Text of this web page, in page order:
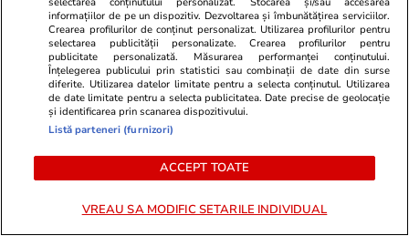
ZiaruldeIasi.ro
Motivul interesant pentru care o
elevă din rural cu o medie de top
la Evaluarea Națională a ales un
liceu tehnologic. „Este o
nebuloasă și pentru noi”
Fanatik.ro
El e
are nevoie
câștigat
respectul în
ULTIMELE ȘTIRI
Știri Externe 16:42
informațiilor de pe un dispozitiv. Dezvoltarea și îmbunătățirea serviciilor.
Crearea profilurilor de conținut personalizat. Utilizarea profilurilor pentru
selectarea publicității personalizate. Crearea profilurilor pentru
publicitate personalizată. Măsurarea performanței conținutului.
Înțelegerea publicului prin statistici sau combinații de date din surse
diferite. Utilizarea datelor limitate pentru a selecta conținutul. Utilizarea
de date limitate pentru a selecta publicitatea. Date precise de geolocație
și identificarea prin scanarea dispozitivului.
Listă parteneri (furnizori)
ACCEPT TOATE
VREAU SA MODIFIC SETARILE INDIVIDUAL